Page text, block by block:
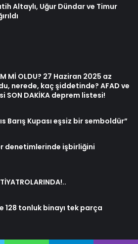
Altaylı, Uğur Dündar ve Timur
Mİ OLDU? 27 Haziran 2025 az
nerede, kaç şiddetinde? AFAD ve
SON DAKİKA deprem listesi!
Barış Kupası eşsiz bir semboldür”
denetimlerinde işbirliğini
128 tonluk binayı tek parça